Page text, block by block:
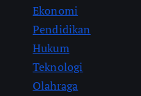
Ekonomi
Pendidikan
Hukum
Teknologi
Olahraga